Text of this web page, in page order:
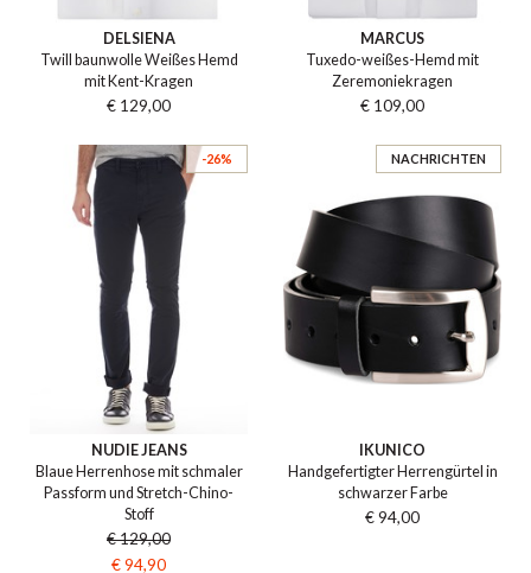
DELSIENA
Twill baunwolle Weißes Hemd
mit Kent-Kragen
€ 129,00
MARCUS
Tuxedo-weißes-Hemd mit
Zeremoniekragen
€ 109,00
-26%
NUDIE JEANS
Blaue Herrenhose mit schmaler
Passform und Stretch-Chino-
Stoff
€ 129,00
€ 94,90
NACHRICHTEN
IKUNICO
Handgefertigter Herrengürtel in
schwarzer Farbe
€ 94,00